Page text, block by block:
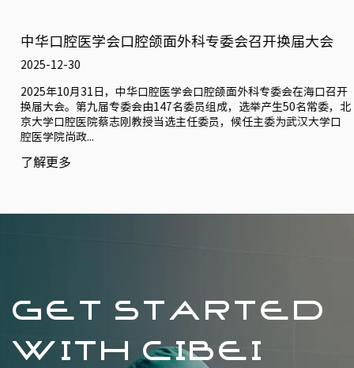
中华口腔医学会口腔颌面外科专委会召开换届大会
2025-12-30
2025年10月31日，中华口腔医学会口腔颌面外科专委会在海口召开
换届大会。第九届专委会由147名委员组成，选举产生50名常委，北
京大学口腔医院蔡志刚教授当选主任委员，候任主委为武汉大学口
腔医学院尚政...
了解更多
GET STARTED
WITH CIBEI